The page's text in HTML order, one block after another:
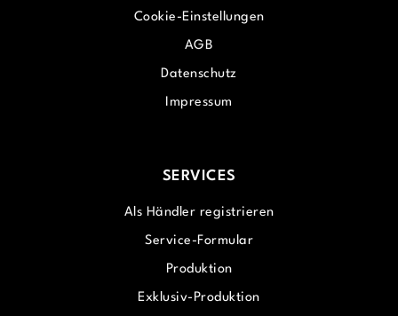
Cookie-Einstellungen
AGB
Datenschutz
Impressum
SERVICES
Als Händler registrieren
Service-Formular
Produktion
Exklusiv-Produktion